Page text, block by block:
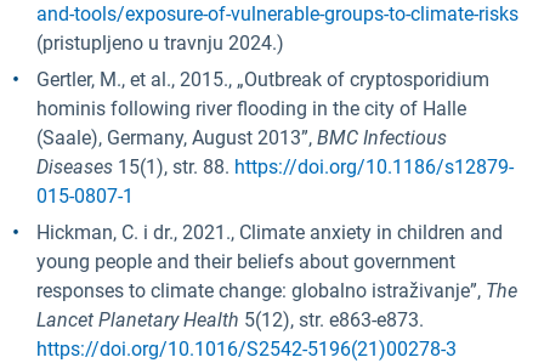
and-tools/exposure-of-vulnerable-groups-to-climate-risks
(pristupljeno u travnju 2024.)
Gertler, M., et al., 2015., „Outbreak of cryptosporidium
hominis following river flooding in the city of Halle
(Saale), Germany, August 2013”, BMC Infectious
Diseases 15(1), str. 88. https://doi.org/10.1186/s12879-
015-0807-1
Hickman, C. i dr., 2021., Climate anxiety in children and
young people and their beliefs about government
responses to climate change: globalno istraživanje”, The
Lancet Planetary Health 5(12), str. e863-e873.
https://doi.org/10.1016/S2542-5196(21)00278-3